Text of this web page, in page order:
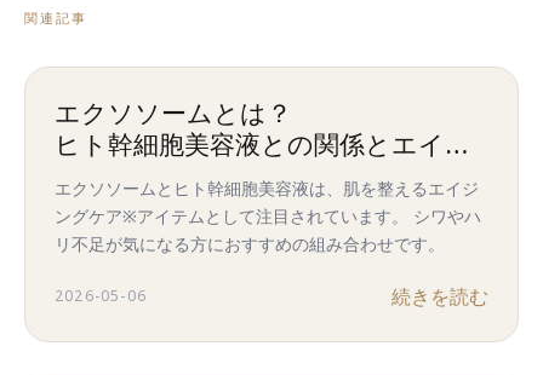
関連記事
エクソソームとは？
ヒト幹細胞美容液との関係とエイジ
ングケア効果
エクソソームとヒト幹細胞美容液は、肌を整えるエイジ
ングケア※アイテムとして注目されています。 シワやハ
リ不足が気になる方におすすめの組み合わせです。
2026-05-06 続きを読む